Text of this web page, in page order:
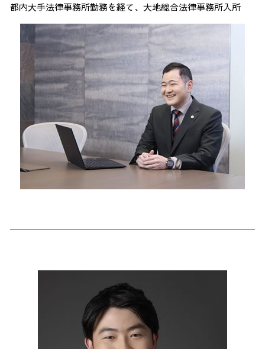
都内大手法律事務所勤務を経て、大地総合法律事務所入所